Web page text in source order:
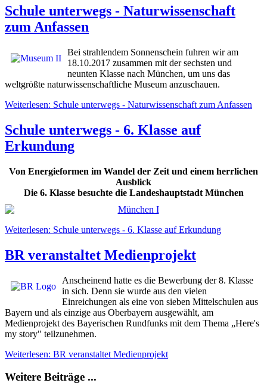
Schule unterwegs - Naturwissenschaft
zum Anfassen
Bei strahlendem Sonnenschein fuhren wir am
18.10.2017 zusammen mit der sechsten und
neunten Klasse nach München, um uns das
weltgrößte naturwissenschaftliche Museum anzuschauen.
Weiterlesen: Schule unterwegs - Naturwissenschaft zum Anfassen
Schule unterwegs - 6. Klasse auf
Erkundung
Von Energieformen im Wandel der Zeit und einem herrlichen
Ausblick
Die 6. Klasse besuchte die Landeshauptstadt München
Weiterlesen: Schule unterwegs - 6. Klasse auf Erkundung
BR veranstaltet Medienprojekt
Anscheinend hatte es die Bewerbung der 8. Klasse
in sich. Denn sie wurde aus den vielen
Einreichungen als eine von sieben Mittelschulen aus
Bayern und als einzige aus Oberbayern ausgewählt, am
Medienprojekt des Bayerischen Rundfunks mit dem Thema „Here's
my story" teilzunehmen.
Weiterlesen: BR veranstaltet Medienprojekt
Weitere Beiträge ...